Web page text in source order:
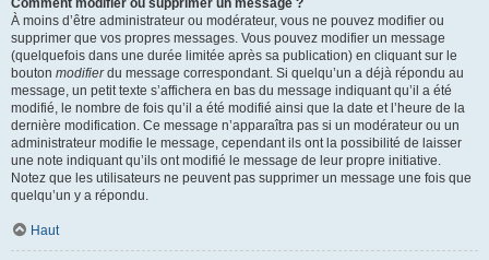
Comment modifier ou supprimer un message ?
À moins d’être administrateur ou modérateur, vous ne pouvez modifier ou
supprimer que vos propres messages. Vous pouvez modifier un message
(quelquefois dans une durée limitée après sa publication) en cliquant sur le
bouton modifierdu message correspondant. Si quelqu’un a déjà répondu au
message, un petit texte s’affichera en bas du message indiquant qu’il a été
modifié, le nombre de fois qu’il a été modifié ainsi que la date et l’heure de la
dernière modification. Ce message n’apparaîtra pas si un modérateur ou un
administrateur modifie le message, cependant ils ont la possibilité de laisser
une note indiquant qu’ils ont modifié le message de leur propre initiative.
Notez que les utilisateurs ne peuvent pas supprimer un message une fois que
quelqu’un y a répondu.
Haut